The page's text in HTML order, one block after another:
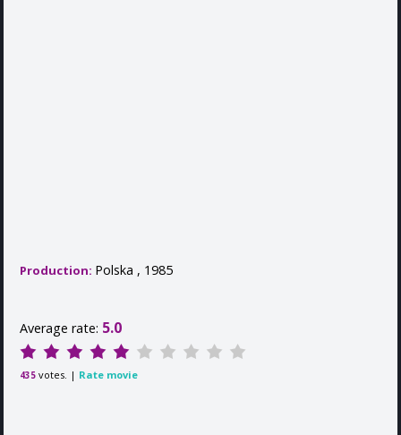
Production: Polska , 1985
Average rate: 5.0
435 votes. | Rate movie